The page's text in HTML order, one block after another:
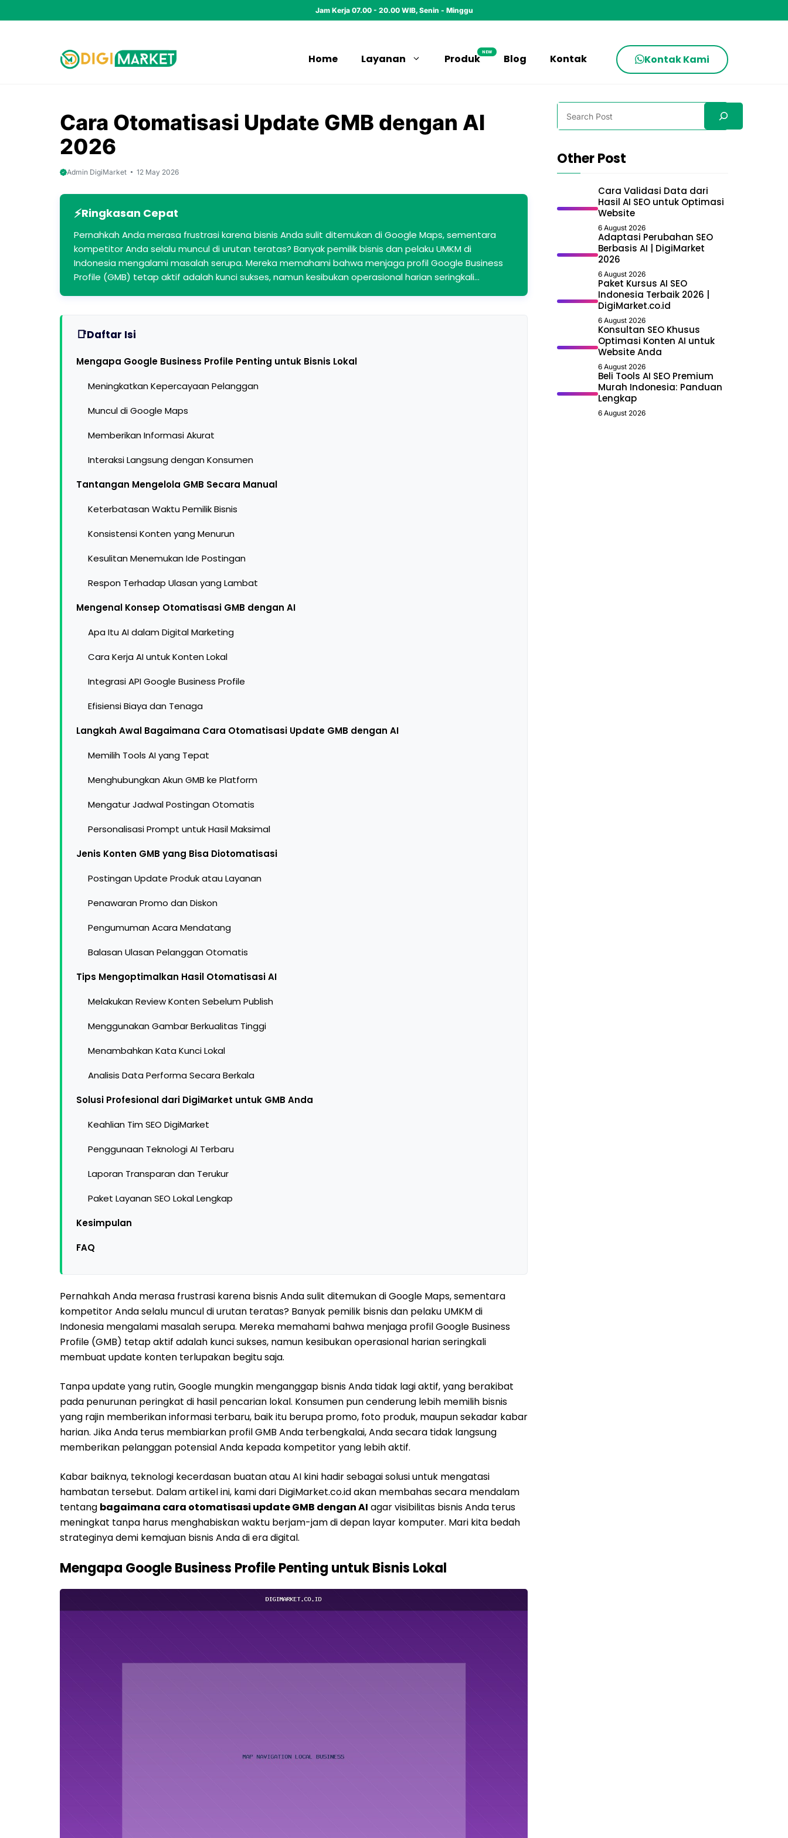
to
Jam Kerja 07.00 - 20.00 WIB, Senin - Minggu
Home Layanan Produk
NEW
Blog Kontak Kontak Kami
Cara Otomatisasi Update GMB dengan AI
2026
Admin DigiMarket 12 May 2026
Ringkasan Cepat
Pernahkah Anda merasa frustrasi karena bisnis Anda sulit ditemukan di Google Maps, sementara
kompetitor Anda selalu muncul di urutan teratas? Banyak pemilik bisnis dan pelaku UMKM di
Indonesia mengalami masalah serupa. Mereka memahami bahwa menjaga profil Google Business
Profile (GMB) tetap aktif adalah kunci sukses, namun kesibukan operasional harian seringkali…
Daftar Isi
Mengapa Google Business Profile Penting untuk Bisnis Lokal
Meningkatkan Kepercayaan Pelanggan
Muncul di Google Maps
Memberikan Informasi Akurat
Interaksi Langsung dengan Konsumen
Tantangan Mengelola GMB Secara Manual
Keterbatasan Waktu Pemilik Bisnis
Konsistensi Konten yang Menurun
Kesulitan Menemukan Ide Postingan
Respon Terhadap Ulasan yang Lambat
Mengenal Konsep Otomatisasi GMB dengan AI
Apa Itu AI dalam Digital Marketing
Cara Kerja AI untuk Konten Lokal
Integrasi API Google Business Profile
Efisiensi Biaya dan Tenaga
Langkah Awal Bagaimana Cara Otomatisasi Update GMB dengan AI
Memilih Tools AI yang Tepat
Menghubungkan Akun GMB ke Platform
Mengatur Jadwal Postingan Otomatis
Personalisasi Prompt untuk Hasil Maksimal
Jenis Konten GMB yang Bisa Diotomatisasi
Postingan Update Produk atau Layanan
Penawaran Promo dan Diskon
Pengumuman Acara Mendatang
Balasan Ulasan Pelanggan Otomatis
Tips Mengoptimalkan Hasil Otomatisasi AI
Melakukan Review Konten Sebelum Publish
Menggunakan Gambar Berkualitas Tinggi
Menambahkan Kata Kunci Lokal
Analisis Data Performa Secara Berkala
Solusi Profesional dari DigiMarket untuk GMB Anda
Keahlian Tim SEO DigiMarket
Penggunaan Teknologi AI Terbaru
Laporan Transparan dan Terukur
Paket Layanan SEO Lokal Lengkap
Kesimpulan
FAQ
Pernahkah Anda merasa frustrasi karena bisnis Anda sulit ditemukan di Google Maps, sementara
kompetitor Anda selalu muncul di urutan teratas? Banyak pemilik bisnis dan pelaku UMKM di
Indonesia mengalami masalah serupa. Mereka memahami bahwa menjaga profil Google Business
Profile (GMB) tetap aktif adalah kunci sukses, namun kesibukan operasional harian seringkali
membuat update konten terlupakan begitu saja.
Tanpa update yang rutin, Google mungkin menganggap bisnis Anda tidak lagi aktif, yang berakibat
pada penurunan peringkat di hasil pencarian lokal. Konsumen pun cenderung lebih memilih bisnis
yang rajin memberikan informasi terbaru, baik itu berupa promo, foto produk, maupun sekadar kabar
harian. Jika Anda terus membiarkan profil GMB Anda terbengkalai, Anda secara tidak langsung
memberikan pelanggan potensial Anda kepada kompetitor yang lebih aktif.
Kabar baiknya, teknologi kecerdasan buatan atau AI kini hadir sebagai solusi untuk mengatasi
hambatan tersebut. Dalam artikel ini, kami dari DigiMarket.co.id akan membahas secara mendalam
tentang bagaimana cara otomatisasi update GMB dengan AI agar visibilitas bisnis Anda terus
meningkat tanpa harus menghabiskan waktu berjam-jam di depan layar komputer. Mari kita bedah
strateginya demi kemajuan bisnis Anda di era digital.
Mengapa Google Business Profile Penting untuk Bisnis Lokal
Search
Other Post
Cara Validasi Data dari
Hasil AI SEO untuk Optimasi
Website
6 August 2026
Adaptasi Perubahan SEO
Berbasis AI | DigiMarket
2026
6 August 2026
Paket Kursus AI SEO
Indonesia Terbaik 2026 |
DigiMarket.co.id
6 August 2026
Konsultan SEO Khusus
Optimasi Konten AI untuk
Website Anda
6 August 2026
Beli Tools AI SEO Premium
Murah Indonesia: Panduan
Lengkap
6 August 2026